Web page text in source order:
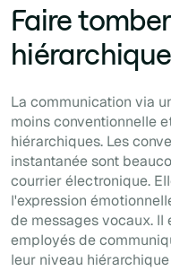
Faire
La communication via
moins conventionnelle
hiérarchiques. Les
instantanée sont
courrier électronique.
l'expression
de messages vocaux.
employés de
leur niveau